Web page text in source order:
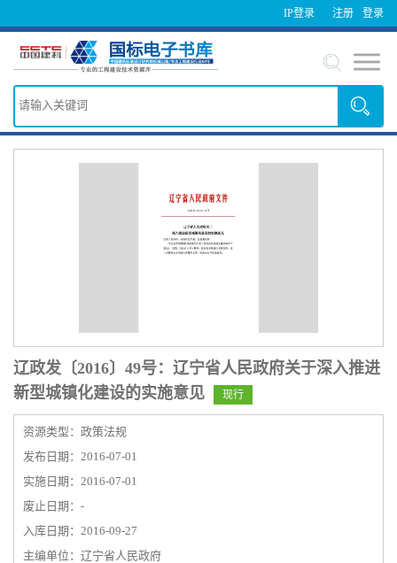
IP登录 登录
注册
辽政发〔2016〕49号：辽宁省人民政府关于深入推进
新型城镇化建设的实施意见
现行
资源类型：政策法规
发布日期：2016-07-01
实施日期：2016-07-01
废止日期：-
入库日期：2016-09-27
主编单位：辽宁省人民政府